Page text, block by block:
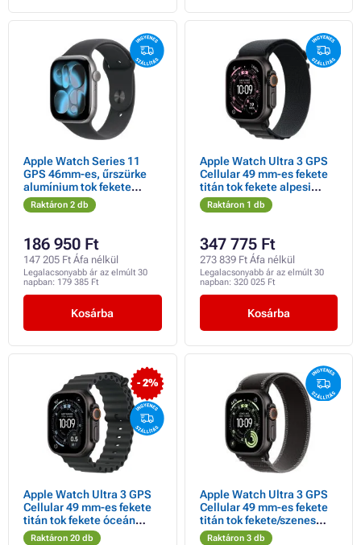
Apple Watch Series 11
GPS 46mm-es, űrszürke
alumínium tok fekete
sportpánttal - M/L
Raktáron 2 db
186 950 Ft
147 205 Ft Áfa nélkül
Legalacsonyabb ár az elmúlt 30
napban: 179 385 Ft
Kosárba
Apple Watch Ultra 3 GPS
Cellular 49 mm-es fekete
titán tok fekete alpesi
hurokkal - nagyméretű
Raktáron 1 db
347 775 Ft
273 839 Ft Áfa nélkül
Legalacsonyabb ár az elmúlt 30
napban: 320 025 Ft
Kosárba
- 2%
Apple Watch Ultra 3 GPS
Cellular 49 mm-es fekete
titán tok fekete óceán
szíjjal
Raktáron 20 db
Apple Watch Ultra 3 GPS
Cellular 49 mm-es fekete
titán tok fekete/szenes
Trail Loop hurokkal - M/L
Raktáron 3 db